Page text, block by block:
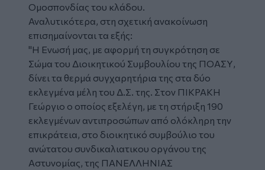
Ομοσπονδίας του κλάδου.
Αναλυτικότερα, στη σχετική ανακοίνωση
επισημαίνονται τα εξής:
"Η Ενωσή μας, με αφορμή τη συγκρότηση σε
Σώμα του Διοικητικού Συμβουλίου της ΠΟΑΣΥ,
δίνει τα θερμά συγχαρητήρια της στα δύο
εκλεγμένα μέλη του Δ.Σ. της. Στον ΠΙΚΡΑΚΗ
Γεώργιο ο οποίος εξελέγη, με τη στήριξη 190
εκλεγμένων αντιπροσώπων από ολόκληρη την
επικράτεια, στο διοικητικό συμβούλιο του
ανώτατου συνδικαλιατικου οργάνου της
Αστυνομίας, της ΠΑΝΕΛΛΗΝΙΑΣ